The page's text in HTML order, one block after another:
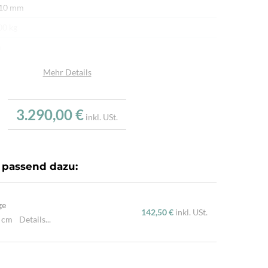
mm
Schafwolle, Von Hand geknüpft, Traditionelle
Mehr Details
3.290,00 € inkl. USt.
dazu:
Details...
142,50 € inkl. USt.